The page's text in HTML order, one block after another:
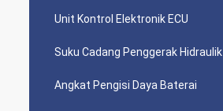
Unit Kontrol Elektronik ECU
Suku Cadang Penggerak Hidraulik
Angkat Pengisi Daya Baterai